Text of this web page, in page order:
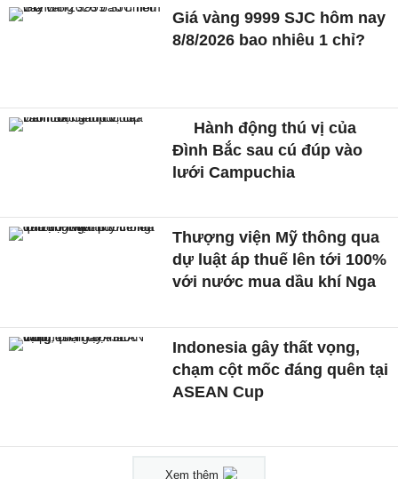
Giá vàng 9999 SJC hôm nay
8/8/2026 bao nhiêu 1 chỉ?
Hành động thú vị của
Đình Bắc sau cú đúp vào
lưới Campuchia
Thượng viện Mỹ thông qua
dự luật áp thuế lên tới 100%
với nước mua dầu khí Nga
Indonesia gây thất vọng,
chạm cột mốc đáng quên tại
ASEAN Cup
Xem thêm